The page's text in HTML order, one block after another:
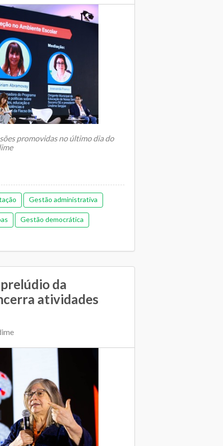
promovidas no último dia do
Gestão administrativa
Gestão democrática
Relacionamento entre SME e escolas
da
atividades